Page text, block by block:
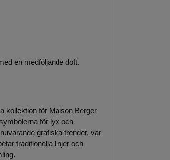
en medföljande doft.
kollektion för Maison Berger
för lyx och
grafiska trender, var
traditionella linjer och